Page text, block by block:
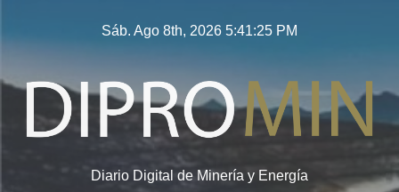
Sáb. Ago 8th, 2026 5:41:26 PM
Diario Digital de Minería y Energía